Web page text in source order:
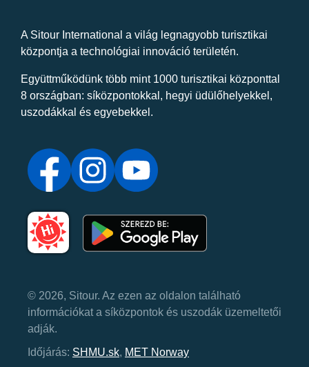
A Sitour International a világ legnagyobb turisztikai
központja a technológiai innováció területén.
Együttműködünk több mint 1000 turisztikai központtal
8 országban: síközpontokkal, hegyi üdülőhelyekkel,
uszodákkal és egyebekkel.
© 2026, Sitour. Az ezen az oldalon található
információkat a síközpontok és uszodák üzemeltetői
adják.
Időjárás: SHMU.sk, MET Norway